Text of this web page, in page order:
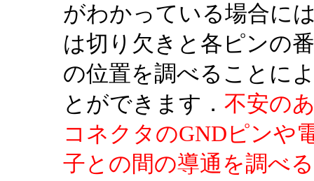
がわかっている場合に
は切り欠きと各ピンの
の位置を調べることに
とができます． 不安の
コネクタのGNDピンや
子との間の導通を調べ